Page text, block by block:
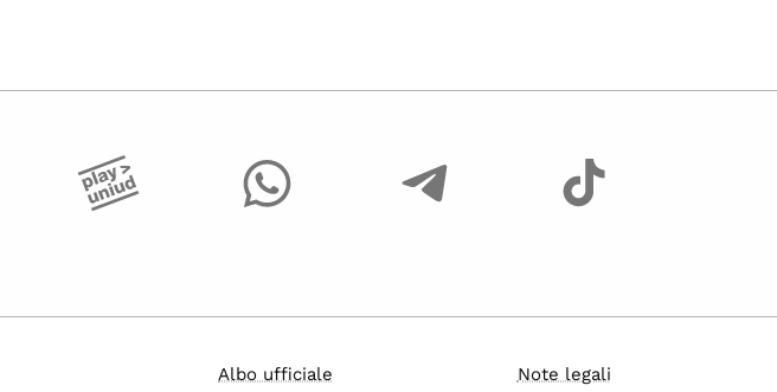
Albo ufficiale
Note legali